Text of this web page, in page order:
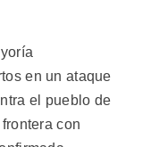
en un ataque
el pueblo de
con